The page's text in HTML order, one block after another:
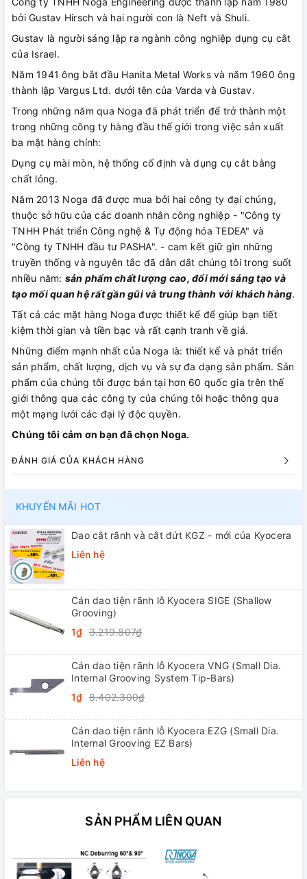
bởi Gustav Hirsch và hai người con là Neft và Shuli.
Gustav là người sáng lập ra ngành công nghiệp dụng cụ cắt
của Israel.
Năm 1941 ông bắt đầu Hanita Metal Works và năm 1960 ông
thành lập Vargus Ltd. dưới tên của Varda và Gustav.
Trong những năm qua Noga đã phát triển để trở thành một
trong những công ty hàng đầu thế giới trong việc sản xuất
ba mặt hàng chính:
Dụng cụ mài mòn, hệ thống cố định và dụng cụ cắt bằng
chất lỏng.
Năm 2013 Noga đã được mua bởi hai công ty đại chúng,
thuộc sở hữu của các doanh nhân công nghiệp - "Công ty
TNHH Phát triển Công nghệ & Tự động hóa TEDEA" và
"Công ty TNHH đầu tư PASHA". - cam kết giữ gìn những
truyền thống và nguyên tắc đã dẫn dắt chúng tôi trong suốt
nhiều năm: sản phẩm chất lượng cao, đổi mới sáng tạo và
tạo mối quan hệ rất gần gũi và trung thành với khách hàng.
Tất cả các mặt hàng Noga được thiết kế để giúp bạn tiết
kiệm thời gian và tiền bạc và rất cạnh tranh về giá.
Những điểm mạnh nhất của Noga là: thiết kế và phát triển
sản phẩm, chất lượng, dịch vụ và sự đa dạng sản phẩm. Sản
phẩm của chúng tôi được bán tại hơn 60 quốc gia trên thế
giới thông qua các công ty của chúng tôi hoặc thông qua
một mạng lưới các đại lý độc quyền.
Chúng tôi cảm ơn bạn đã chọn Noga.
ĐÁNH GIÁ CỦA KHÁCH HÀNG
KHUYẾN MÃI HOT
Dao cắt rãnh và cắt đứt KGZ - mới của Kyocera
Liên hệ
Cán dao tiện rãnh lỗ Kyocera SIGE (Shallow
Grooving)
1₫ 3.219.807₫
Cán dao tiện rãnh lỗ Kyocera VNG (Small Dia.
Internal Grooving System Tip-Bars)
1₫ 8.402.300₫
Cán dao tiện rãnh lỗ Kyocera EZG (Small Dia.
Internal Grooving EZ Bars)
Liên hệ
SẢN PHẨM LIÊN QUAN